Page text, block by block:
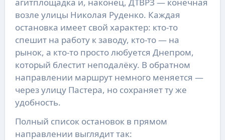
возле улицы Николая Руденко. Каждая
остановка имеет свой характер: кто-то
спешит на работу к заводу, кто-то — на
рынок, а кто-то просто любуется Днепром,
который блестит неподалёку. В обратном
направлении маршрут немного меняется —
через улицу Пастера, но сохраняет ту же
удобность.
Полный список остановок в прямом
направлении выглядит так: